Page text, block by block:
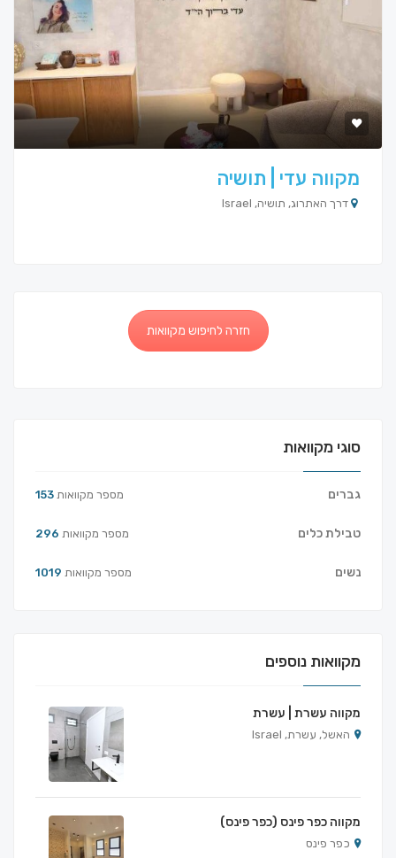
מקווה עדי | תושיה
דרך האתרוג, תושיה, Israel
חזרה לחיפוש מקוואות
סוגי מקוואות
גברים 153 מספר מקוואות
טבילת כלים 296 מספר מקוואות
נשים 1019 מספר מקוואות
מקוואות נוספים
מקווה עשרת | עשרת
האשל, עשרת, Israel
מקווה כפר פינס (כפר פינס)
כפר פינס